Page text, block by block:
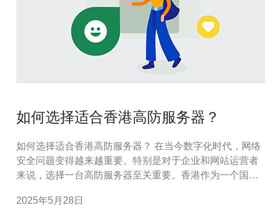
如何选择适合香港高防服务器？
如何选择适合香港高防服务器？ 在当今数字化时代，网络
安全问题变得越来越重要。特别是对于企业和网站运营者
来说，选择一台高防服务器至关重要。香港作为一个国际
2025年5月28日